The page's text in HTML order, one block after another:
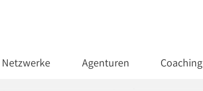
Netzwerke Agenturen Coaching